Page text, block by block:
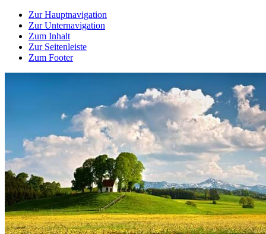
Zur Hauptnavigation
Zur Unternavigation
Zum Inhalt
Zur Seitenleiste
Zum Footer